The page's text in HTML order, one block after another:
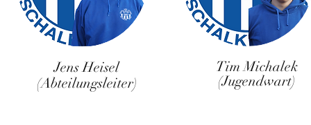
Jens Heisel
(Abteilungsleiter)
Tim Michalek
(Jugendwart)